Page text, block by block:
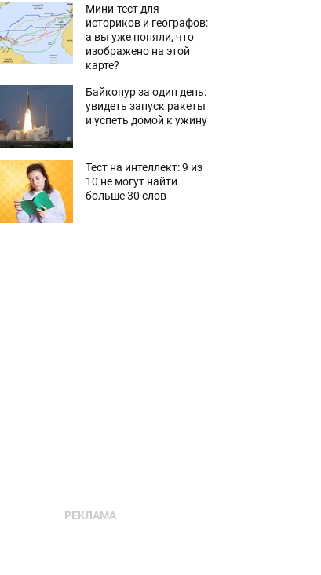
Мини-тест для
историков и географов:
а вы уже поняли, что
изображено на этой
карте?
Байконур за один день:
увидеть запуск ракеты
и успеть домой к ужину
Тест на интеллект: 9 из
10 не могут найти
больше 30 слов